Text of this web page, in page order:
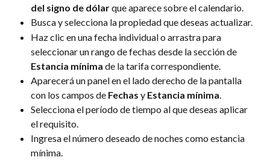
del signo de dólar que aparece sobre el calendario.
Busca y selecciona la propiedad que deseas actualizar.
Haz clic en una fecha individual o arrastra para
seleccionar un rango de fechas desde la sección de
Estancia mínima de la tarifa correspondiente.
Aparecerá un panel en el lado derecho de la pantalla
con los campos de Fechas y Estancia mínima
Selecciona el período de tiempo al que deseas aplicar
el requisito.
Ingresa el número deseado de noches como estancia
mínima.